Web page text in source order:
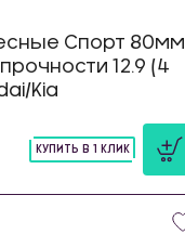
Спорт 80мм
12.9 (4
Kia
КУПИТЬ В 1 КЛИК